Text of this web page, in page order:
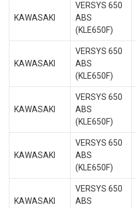
KAWASAKI
VERSYS 650
ABS
(KLE650F)
KAWASAKI
VERSYS 650
ABS
(KLE650F)
KAWASAKI
VERSYS 650
ABS
(KLE650F)
KAWASAKI
VERSYS 650
ABS
(KLE650F)
KAWASAKI
VERSYS 650
ABS